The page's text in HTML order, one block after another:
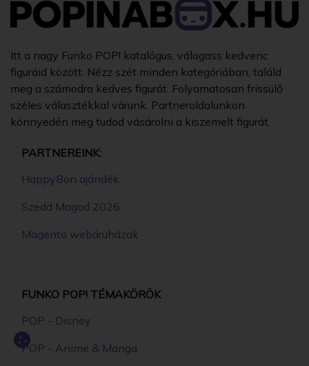
Itt a nagy Funko POP! katalógus, válogass kedvenc
figuráid között. Nézz szét minden kategóriában, találd
meg a számodra kedves figurát. Folyamatosan frissülő
széles választékkal várunk. Partneroldalunkon
könnyedén meg tudod vásárolni a kiszemelt figurát.
PARTNEREINK:
HappyBon ajándék
Szedd Magad 2026
Magento webáruházak
FUNKO POP! TÉMAKÖRÖK
POP - Disney
POP - Anime & Manga